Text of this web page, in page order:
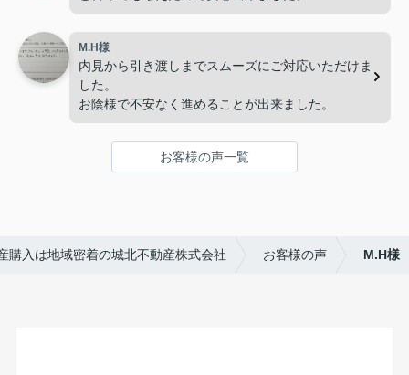
M.H様
内見から引き渡しまでスムーズにご対応いただけま
した。
お陰様で不安なく進めることが出来ました。
お客様の声一覧
購入は地域密着の城北不動産株式会社 お客様の声 M.H様